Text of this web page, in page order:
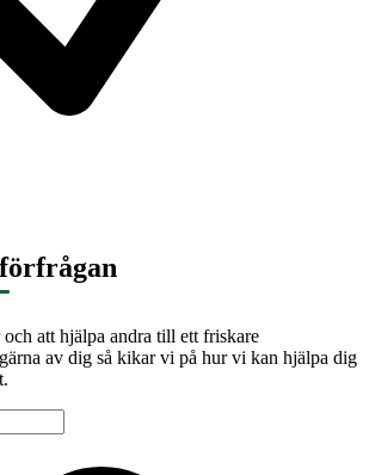
att hjälpa andra till ett friskare
av dig så kikar vi på hur vi kan hjälpa dig